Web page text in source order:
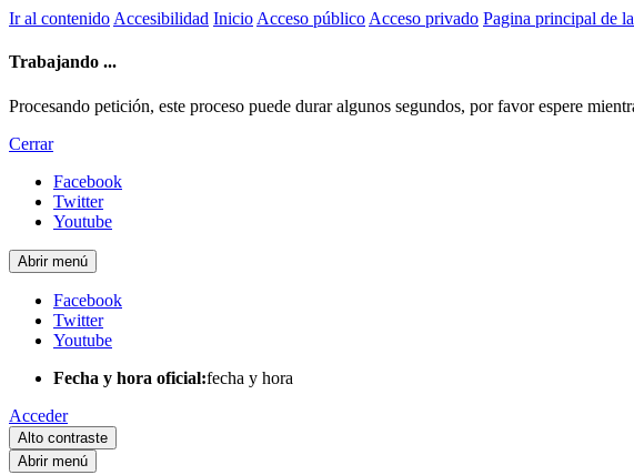
Ir al contenido Accesibilidad Inicio Acceso público Acceso privado Pagina principal de
Trabajando ...
Procesando petición, este proceso puede durar algunos segundos, por favor espere
Cerrar
Facebook
Twitter
Youtube
Abrir menú
Facebook
Twitter
Youtube
Fecha y hora oficial:fecha y hora
Acceder
Alto contraste
Abrir menú